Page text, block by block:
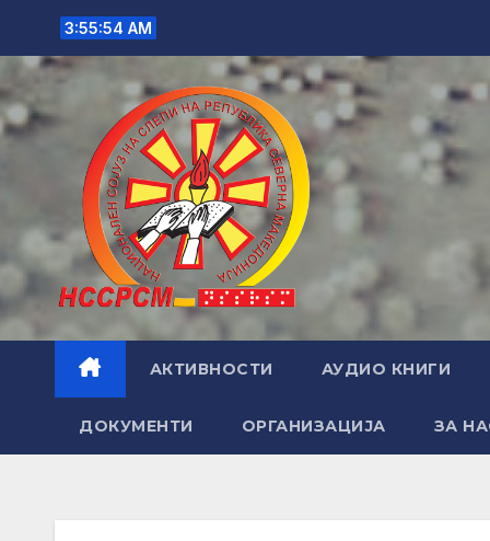
content
3:55:55 AM
АКТИВНОСТИ АУДИО КНИГИ
ДОКУМЕНТИ ОРГАНИЗАЦИЈА ЗА